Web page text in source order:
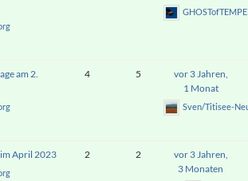
am 2.
4 5
vor 3 Jahren,
1 Monat
Sven/Titisee-
April 2023 2 2
vor 3 Jahren,
3 Monaten